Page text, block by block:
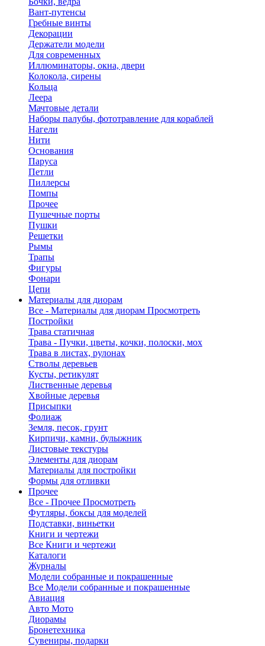
Вант-путенсы
Гребные винты
Декорации
Держатели модели
Для современных
Иллюминаторы, окна, двери
Колокола, сирены
Кольца
Леера
Мачтовые детали
Наборы палубы, фототравление для кораблей
Нагели
Нити
Основания
Паруса
Петли
Пиллерсы
Помпы
Прочее
Пушечные порты
Пушки
Решетки
Рымы
Трапы
Фигуры
Фонари
Цепи
Материалы для диорам
Все - Материалы для диорам Просмотреть
Постройки
Трава статичная
Трава - Пучки, цветы, кочки, полоски, мох
Трава в листах, рулонах
Стволы деревьев
Кусты, ретикулят
Лиственные деревья
Хвойные деревья
Присыпки
Фолиаж
Земля, песок, грунт
Кирпичи, камни, булыжник
Листовые текстуры
Элементы для диорам
Материалы для постройки
Формы для отливки
Прочее
Все - Прочее Просмотреть
Футляры, боксы для моделей
Подставки, виньетки
Книги и чертежи
Все Книги и чертежи
Каталоги
Журналы
Модели собранные и покрашенные
Все Модели собранные и покрашенные
Авиация
Авто Мото
Диорамы
Бронетехника
Сувениры, подарки